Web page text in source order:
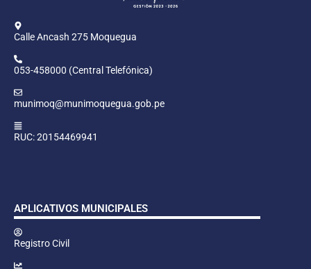
Calle Ancash 275 Moquegua
053-458000 (Central Telefónica)
munimoq@munimoquegua.gob.pe
RUC: 20154469941
APLICATIVOS MUNICIPALES
Registro Civil